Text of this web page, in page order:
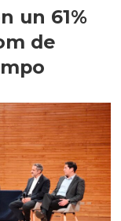
un 61%
de